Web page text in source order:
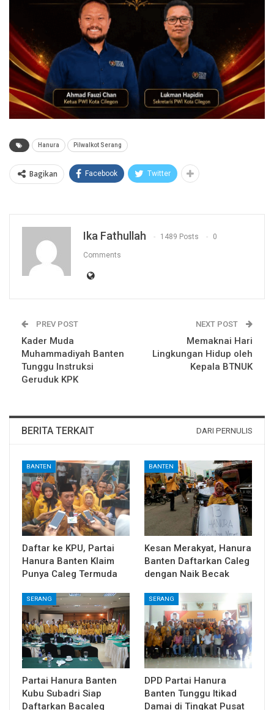
Hanura Pilwalkot Serang
Bagikan Facebook Twitter
Ika Fathullah 1489 Posts 0
Comments
PREV POST
Kader Muda
Muhammadiyah Banten
Tunggu Instruksi
Geruduk KPK
NEXT POST
Memaknai Hari
Lingkungan Hidup oleh
Kepala BTNUK
BERITA TERKAIT DARI PERNULIS
BANTEN
Daftar ke KPU, Partai
Hanura Banten Klaim
Punya Caleg Termuda
BANTEN
Kesan Merakyat, Hanura
Banten Daftarkan Caleg
dengan Naik Becak
SERANG
Partai Hanura Banten
Kubu Subadri Siap
Daftarkan Bacaleg
SERANG
DPD Partai Hanura
Banten Tunggu Itikad
Damai di Tingkat Pusat